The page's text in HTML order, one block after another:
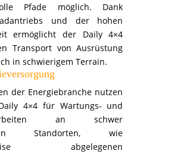
Pfade möglich.
Dank
und der hohen
ermöglicht der Daily 4×4
Transport von Ausrüstung
in schwierigem Terrain.
der Energiebranche nutzen
4×4 für Wartungs- und
an schwer
Standorten, wie
abgelegenen